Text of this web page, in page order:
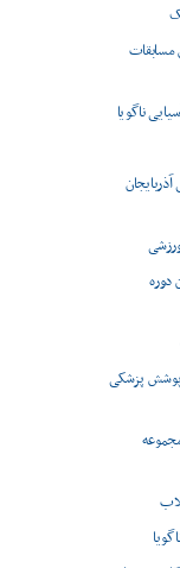
پوشش مسابقات
ناگویا
پوشش پزشکی